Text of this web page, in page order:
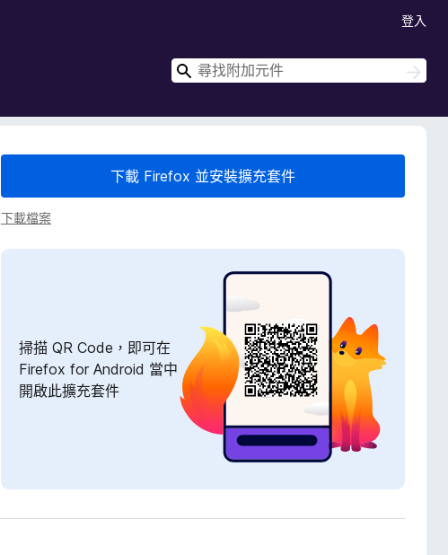
登入
搜
搜
尋
下載 Firefox 並安裝擴充套件
下載檔案
掃描 QR Code，即可在
Firefox for Android 當中
開啟此擴充套件